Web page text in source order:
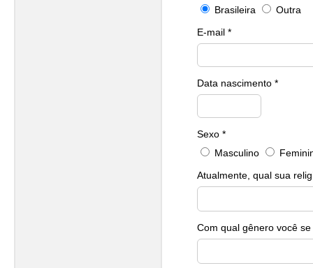
Brasileira
Outra
E-mail *
Data nascimento *
Sexo *
Masculino
Atualmente, qual sua
Com qual gênero você